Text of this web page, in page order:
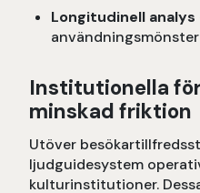
Longitudinell analys
Institutionella
minskad friktion
Utöver
ljudguidesystem
kulturinstitutioner.